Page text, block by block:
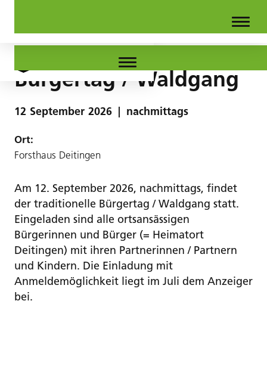
Bürgertag / Waldgang
12 September 2026 nachmittags
Ort:
Forsthaus Deitingen
Am 12. September 2026, nachmittags, findet
der traditionelle Bürgertag / Waldgang statt.
Eingeladen sind alle ortsansässigen
Bürgerinnen und Bürger (= Heimatort
Deitingen) mit ihren Partnerinnen / Partnern
und Kindern. Die Einladung mit
Anmeldemöglichkeit liegt im Juli dem Anzeiger
bei.